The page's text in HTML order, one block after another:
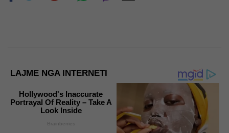
LAJME NGA INTERNETI
Hollywood's Inaccurate
Portrayal Of Reality – Take A
Look Inside
Brainberries